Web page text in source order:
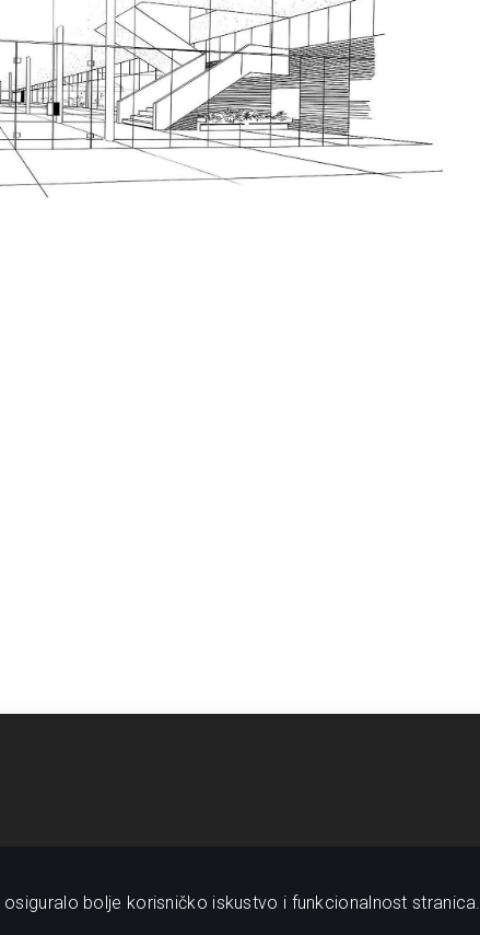
bolje korisničko iskustvo i funkcionalnost stranica.